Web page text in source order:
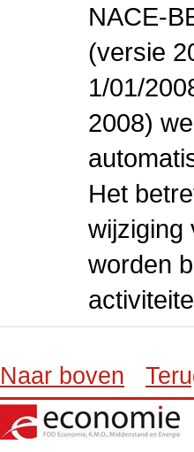
NACE-
(versie
1/01/
2008)
Het
wijziging
worden
Naar boven